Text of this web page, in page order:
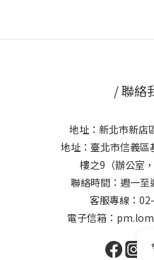
/ 聯絡
地址：新北市新店
地址：臺北市信義
樓之9（辦公室
聯絡時間：週一至
客服專線：
電子信箱：